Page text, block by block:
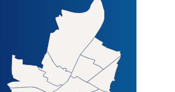
DE LA VILLE D'ANGERS